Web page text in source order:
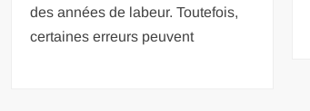
des années de labeur. Toutefois,
certaines erreurs peuvent